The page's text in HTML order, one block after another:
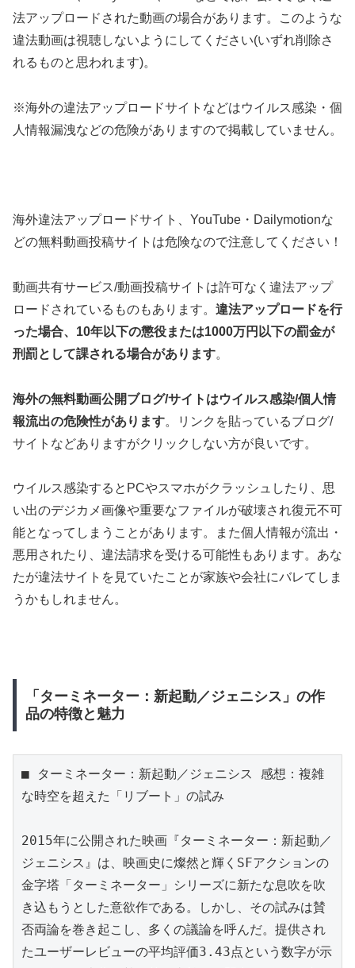
法アップロードされた動画の場合があります。このような
違法動画は視聴しないようにしてください(いずれ削除さ
れるものと思われます)。
※海外の違法アップロードサイトなどはウイルス感染・個
人情報漏洩などの危険がありますので掲載していません。
海外違法アップロードサイト、YouTube・Dailymotionな
どの無料動画投稿サイトは危険なので注意してください！
動画共有サービス/動画投稿サイトは許可なく違法アップ
ロードされているものもあります。 違法アップロードを行
った場合、10年以下の懲役または1000万円以下の罰金が
刑罰として課される場合があります。
海外の無料動画公開ブログ/サイトはウイルス感染/個人情
報流出の危険性があります。リンクを貼っているブログ/
サイトなどありますがクリックしない方が良いです。
ウイルス感染するとPCやスマホがクラッシュしたり、思
い出のデジカメ画像や重要なファイルが破壊され復元不可
能となってしまうことがあります。また個人情報が流出・
悪用されたり、違法請求を受ける可能性もあります。あな
たが違法サイトを見ていたことが家族や会社にバレてしま
うかもしれません。
「ターミネーター：新起動／ジェニシス」の作
品の特徴と魅力
■ ターミネーター：新起動／ジェニシス 感想：複雑
な時空を超えた「リブート」の試み
2015年に公開された映画『ターミネーター：新起動／
ジェニシス』は、映画史に燦然と輝くSFアクションの
金字塔「ターミネーター」シリーズに新たな息吹を吹
き込もうとした意欲作である。しかし、その試みは賛
否両論を巻き起こし、多くの議論を呼んだ。提供され
たユーザーレビューの平均評価3.43点という数字が示